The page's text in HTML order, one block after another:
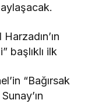
başlıklı ilk
“Bağırsak